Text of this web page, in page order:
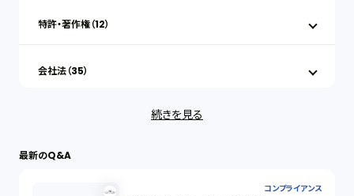
特許・著作権（12）
会社法（35）
労働問題（33）
続きを見る
最新のQ&A
コンプライアンス